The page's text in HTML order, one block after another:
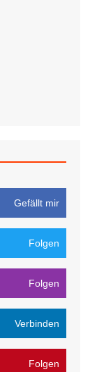
Gefällt mir
Folgen
Folgen
Verbinden
Folgen